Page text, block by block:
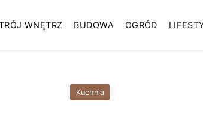
WNĘTRZ BUDOWA OGRÓD
Kuchnia